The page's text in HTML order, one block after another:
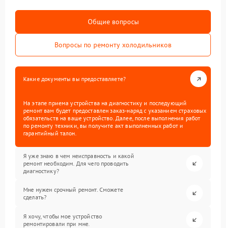
Общие вопросы
Вопросы по ремонту холодильников
Какие документы вы предоставляете?
На этапе приема устройства на диагностику и последующий
ремонт вам будет предоставлен заказ-наряд с указанием страховых
обязательств на ваше устройство. Далее, после выполнения работ
по ремонту техники, вы получите акт выполненных работ и
гарантийный талон.
Я уже знаю в чем неисправность и какой
ремонт необходим. Для чего проводить
диагностику?
Мне нужен срочный ремонт. Сможете
сделать?
Я хочу, чтобы мое устройство
ремонтировали при мне.